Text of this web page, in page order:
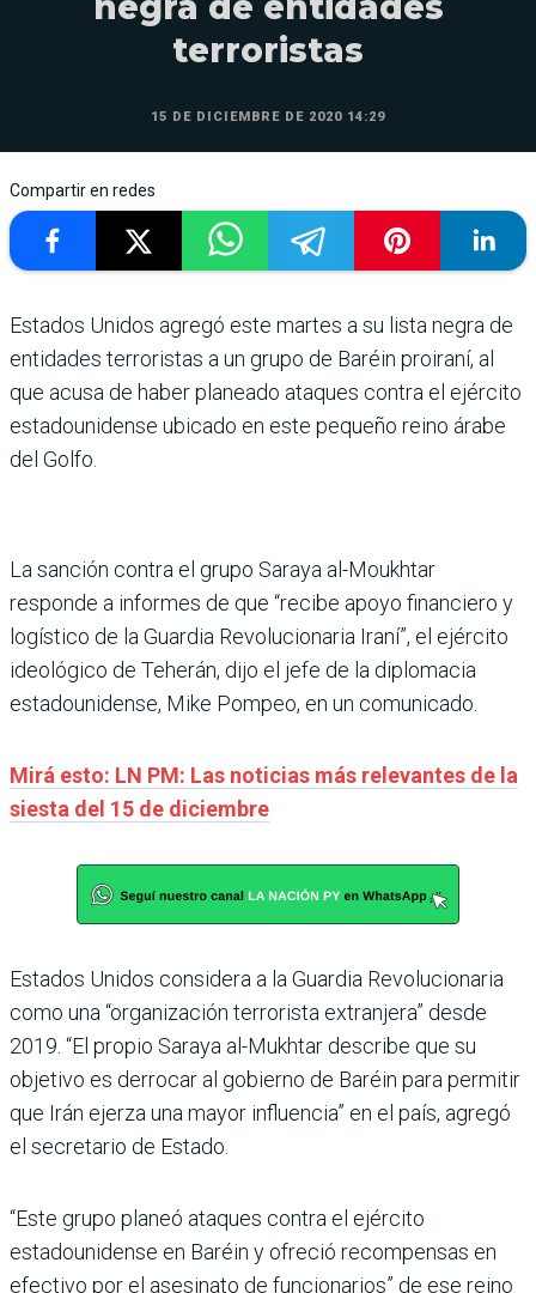
terroristas
15 DE DICIEMBRE DE 2020 14:29
Compartir en redes
Estados Unidos agregó este martes a su lista negra de
entidades terroristas a un grupo de Baréin proiraní, al
que acusa de haber planeado ataques contra el ejército
estadounidense ubicado en este pequeño reino árabe
del Golfo.
La sanción contra el grupo Saraya al-Moukhtar
responde a informes de que “recibe apoyo financiero y
logístico de la Guardia Revolucionaria Iraní”, el ejército
ideológico de Teherán, dijo el jefe de la diplomacia
estadounidense, Mike Pompeo, en un comunicado.
Mirá esto: LN PM: Las noticias más relevantes de la
siesta del 15 de diciembre
Estados Unidos considera a la Guardia Revolucionaria
como una “organización terrorista extranjera” desde
2019. “El propio Saraya al-Mukhtar describe que su
objetivo es derrocar al gobierno de Baréin para permitir
que Irán ejerza una mayor influencia” en el país, agregó
el secretario de Estado.
“Este grupo planeó ataques contra el ejército
estadounidense en Baréin y ofreció recompensas en
efectivo por el asesinato de funcionarios” de ese reino